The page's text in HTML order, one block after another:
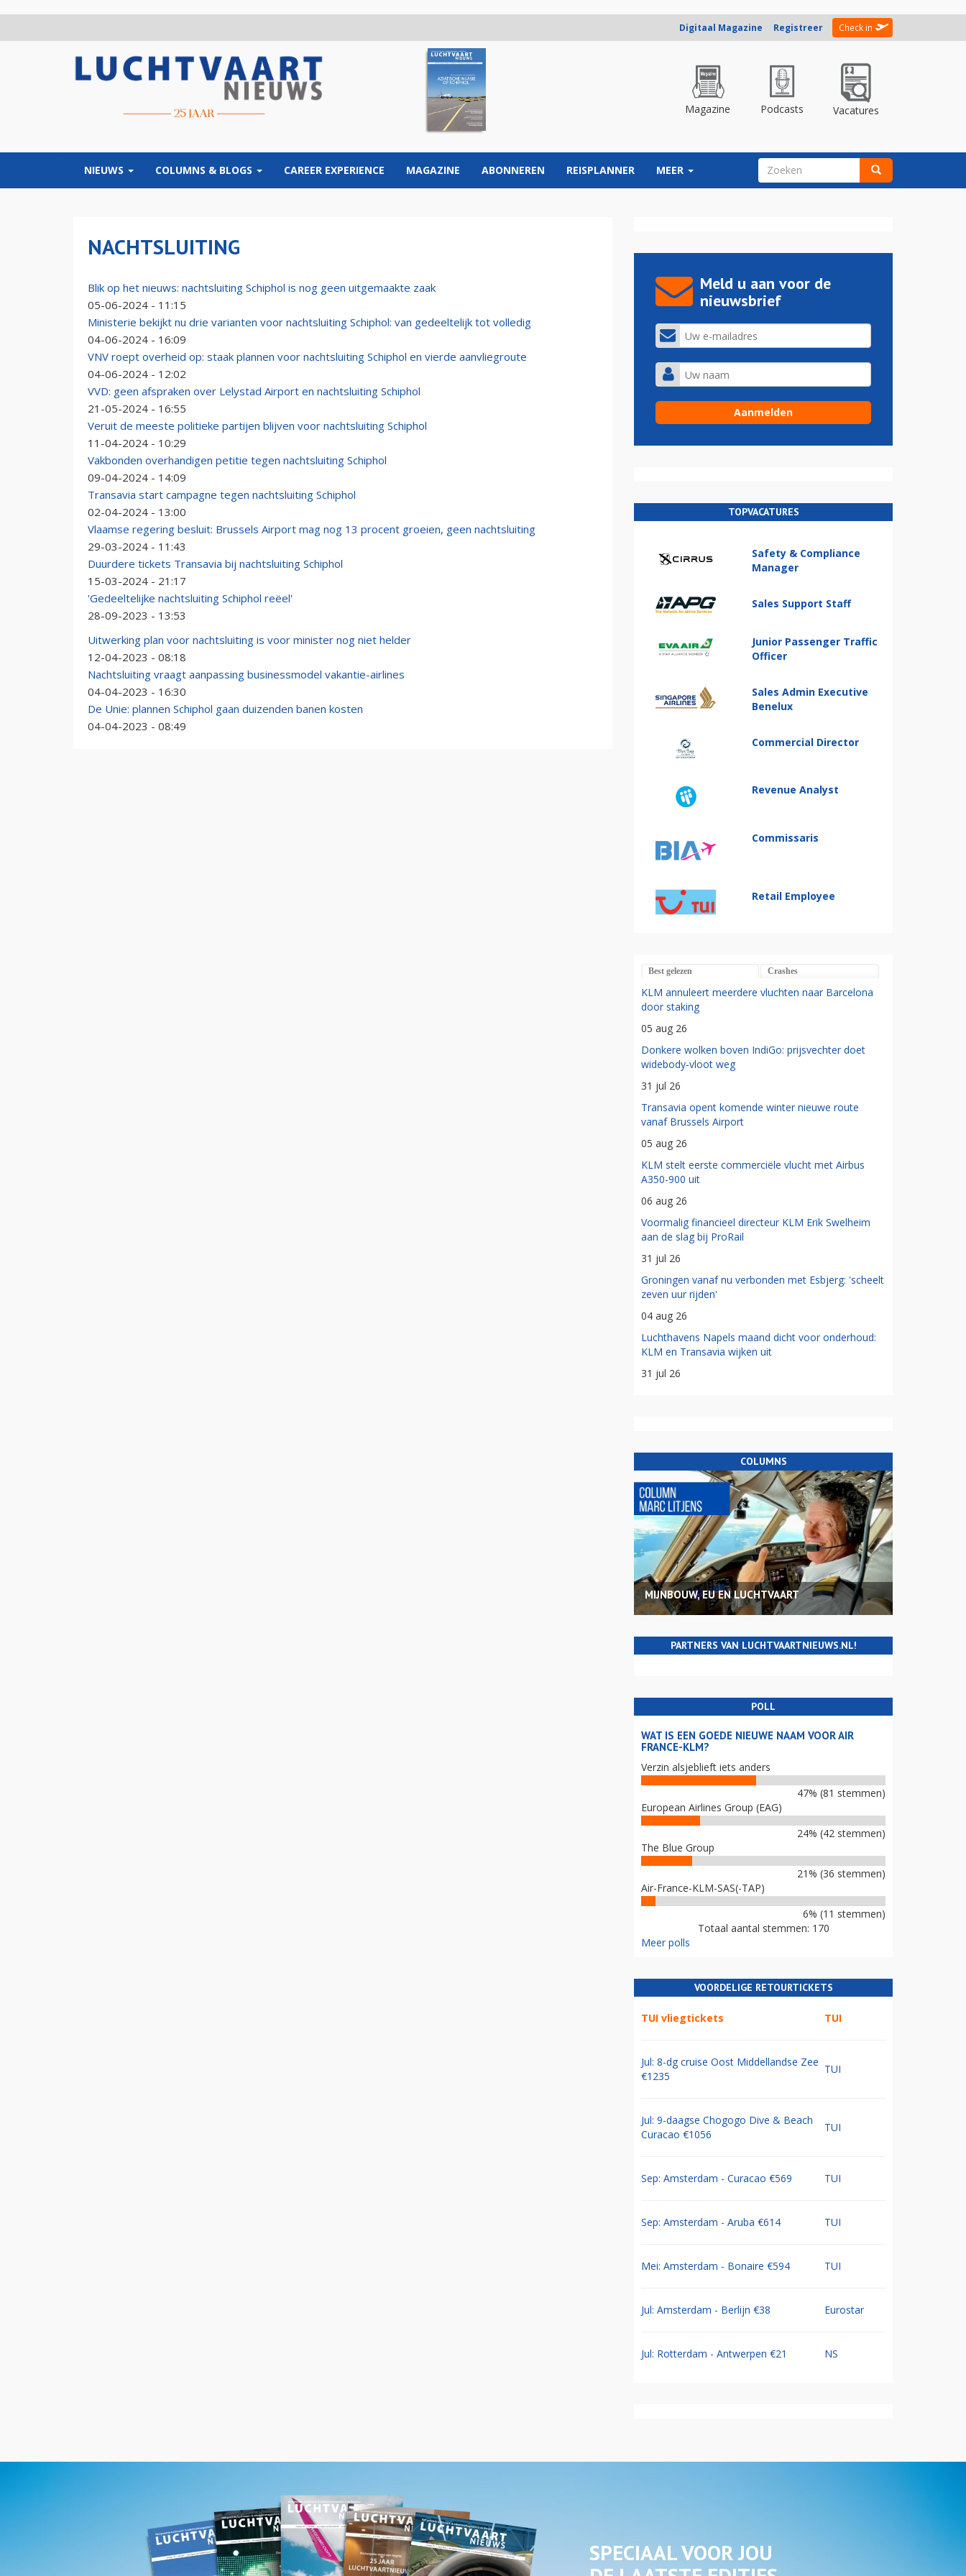
Digitaal Magazine Registreer Check in
Magazine Podcasts Vacatures
NIEUWS COLUMNS & BLOGS CAREER EXPERIENCE MAGAZINE ABONNEREN REISPLANNER MEER ZOEKVELD
NACHTSLUITING
Blik op het nieuws: nachtsluiting Schiphol is nog geen uitgemaakte zaak
05-06-2024 - 11:15
Ministerie bekijkt nu drie varianten voor nachtsluiting Schiphol: van gedeeltelijk tot volledig
04-06-2024 - 16:09
VNV roept overheid op: staak plannen voor nachtsluiting Schiphol en vierde aanvliegroute
04-06-2024 - 12:02
VVD: geen afspraken over Lelystad Airport en nachtsluiting Schiphol
21-05-2024 - 16:55
Veruit de meeste politieke partijen blijven voor nachtsluiting Schiphol
11-04-2024 - 10:29
Vakbonden overhandigen petitie tegen nachtsluiting Schiphol
09-04-2024 - 14:09
Transavia start campagne tegen nachtsluiting Schiphol
02-04-2024 - 13:00
Vlaamse regering besluit: Brussels Airport mag nog 13 procent groeien, geen nachtsluiting
29-03-2024 - 11:43
Duurdere tickets Transavia bij nachtsluiting Schiphol
15-03-2024 - 21:17
'Gedeeltelijke nachtsluiting Schiphol reëel'
28-09-2023 - 13:53
Uitwerking plan voor nachtsluiting is voor minister nog niet helder
12-04-2023 - 08:18
Nachtsluiting vraagt aanpassing businessmodel vakantie-airlines
04-04-2023 - 16:30
De Unie: plannen Schiphol gaan duizenden banen kosten
04-04-2023 - 08:49
Meld u aan voor de
nieuwsbrief
TOPVACATURES
Safety & Compliance
Manager
Sales Support Staff
Junior Passenger Traffic
Officer
Sales Admin Executive
Benelux
Commercial Director
Revenue Analyst
Commissaris
Retail Employee
Best gelezen Crashes
KLM annuleert meerdere vluchten naar Barcelona
door staking
05 aug 26
Donkere wolken boven IndiGo: prijsvechter doet
widebody-vloot weg
31 jul 26
Transavia opent komende winter nieuwe route
vanaf Brussels Airport
05 aug 26
KLM stelt eerste commerciële vlucht met Airbus
A350-900 uit
06 aug 26
Voormalig financieel directeur KLM Erik Swelheim
aan de slag bij ProRail
31 jul 26
Groningen vanaf nu verbonden met Esbjerg: 'scheelt
zeven uur rijden'
04 aug 26
Luchthavens Napels maand dicht voor onderhoud:
KLM en Transavia wijken uit
31 jul 26
COLUMNS
MIJNBOUW, EU EN LUCHTVAART
PARTNERS VAN LUCHTVAARTNIEUWS.NL!
POLL
WAT IS EEN GOEDE NIEUWE NAAM VOOR AIR
FRANCE-KLM?
Verzin alsjeblieft iets anders
47% (81 stemmen)
European Airlines Group (EAG)
24% (42 stemmen)
The Blue Group
21% (36 stemmen)
Air-France-KLM-SAS(-TAP)
6% (11 stemmen)
Totaal aantal stemmen: 170
Meer polls
VOORDELIGE RETOURTICKETS
TUI vliegtickets TUI
Jul: 8-dg cruise Oost Middellandse Zee
€1235
TUI
Jul: 9-daagse Chogogo Dive & Beach
Curacao €1056
TUI
Sep: Amsterdam - Curacao €569 TUI
Sep: Amsterdam - Aruba €614 TUI
Mei: Amsterdam - Bonaire €594 TUI
Jul: Amsterdam - Berlijn €38 Eurostar
Jul: Rotterdam - Antwerpen €21 NS
SPECIAAL VOOR JOU